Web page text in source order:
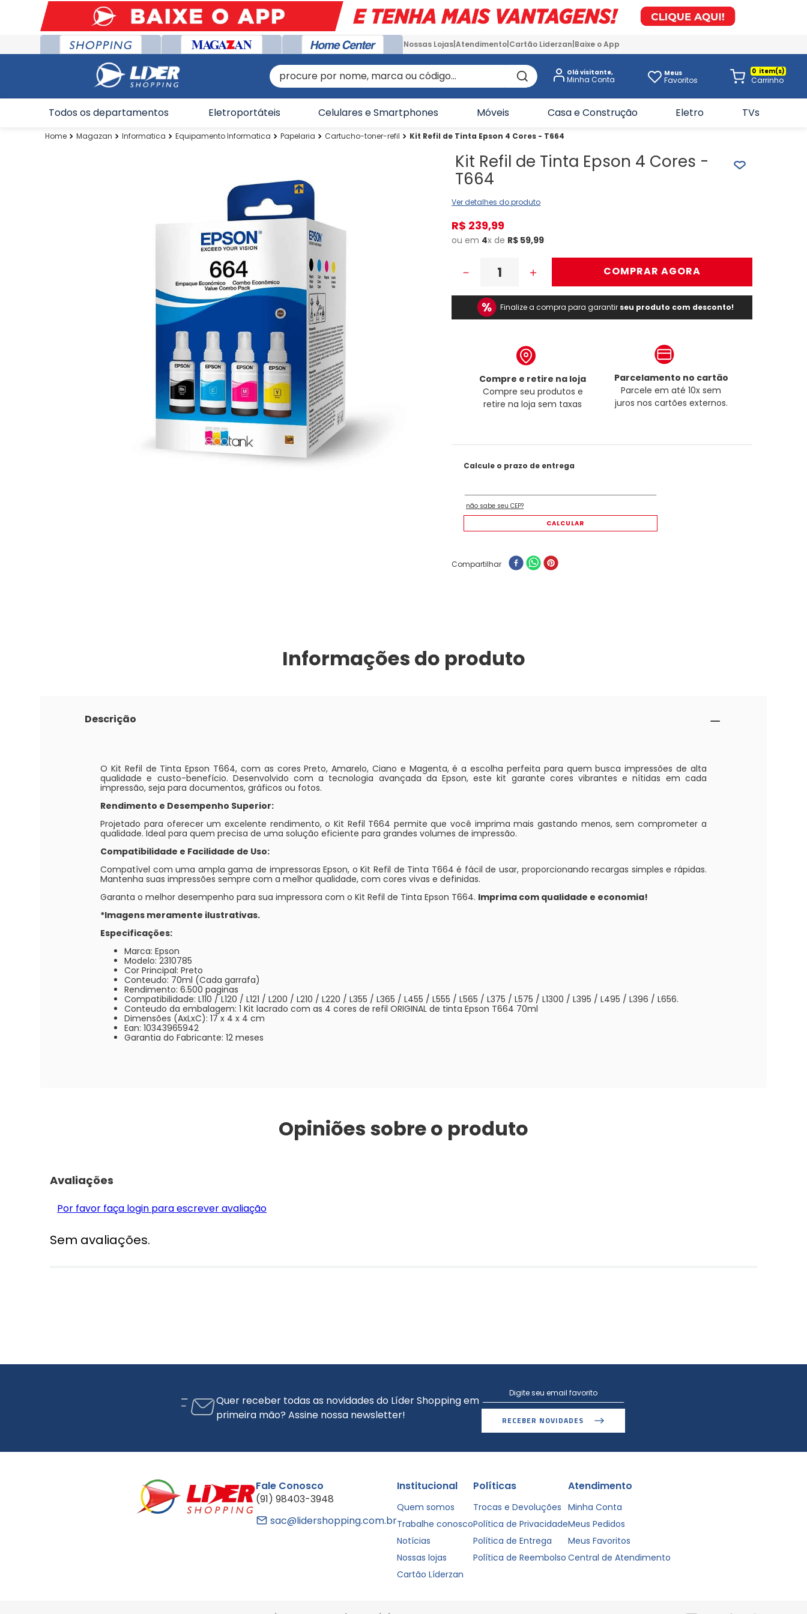
Nossas Lojas Atendimento Cartão Liderzan Baixe o App
procure por nome, marca ou código... Olá visitante, Meus
Favoritos
0
Todos os departamentos Eletroportáteis Celulares e Smartphones Móveis Casa e Construção Eletro TVs
Magazan Informatica Equipamento Informatica Papelaria Cartucho-toner-refil Kit Refil de Tinta Epson 4 Cores - T664
Kit Refil de Tinta Epson 4 Cores -
T664
Ver detalhes do produto
R$ 239,99
ou em 4x de R$ 59,99
＋
－ COMPRAR AGORA
Finalize a compra para garantir seu produto com desconto!
Compre e retire na loja
Compre seu produtos e
retire na loja sem taxas
Parcelamento no cartão
Parcele em até 10x sem
juros nos cartões externos.
Compartilhar
Informações do produto
Descrição
O Kit Refil de Tinta Epson T664, com as cores Preto, Amarelo, Ciano e Magenta, é a escolha perfeita para quem busca impressões de alta
qualidade e custo-benefício. Desenvolvido com a tecnologia avançada da Epson, este kit garante cores vibrantes e nítidas em cada
impressão, seja para documentos, gráficos ou fotos.
Rendimento e Desempenho Superior:
Projetado para oferecer um excelente rendimento, o Kit Refil T664 permite que você imprima mais gastando menos, sem comprometer a
qualidade. Ideal para quem precisa de uma solução eficiente para grandes volumes de impressão.
Compatibilidade e Facilidade de Uso:
Compatível com uma ampla gama de impressoras Epson, o Kit Refil de Tinta T664 é fácil de usar, proporcionando recargas simples e rápidas.
Mantenha suas impressões sempre com a melhor qualidade, com cores vivas e definidas.
Garanta o melhor desempenho para sua impressora com o Kit Refil de Tinta Epson T664. Imprima com qualidade e economia!
*Imagens meramente ilustrativas.
Especificações:
Marca: Epson
Modelo: 2310785
Cor Principal: Preto
Conteudo: 70ml (Cada garrafa)
Rendimento: 6.500 paginas
Compatibilidade: L110 / L120 / L121 / L200 / L210 / L220 / L355 / L365 / L455 / L555 / L565 / L375 / L575 / L1300 / L395 / L495 / L396 / L656.
Conteudo da embalagem: 1 Kit lacrado com as 4 cores de refil ORIGINAL de tinta Epson T664 70ml
Dimensões (AxLxC): 17 x 4 x 4 cm
Ean: 10343965942
Garantia do Fabricante: 12 meses
Opiniões sobre o produto
Avaliações
Por favor faça login para escrever avaliação
Sem avaliações.
Quer receber todas as novidades do Líder Shopping em
primeira mão? Assine nossa newsletter!
RECEBER NOVIDADES
Fale Conosco
(91) 98403-3948
sac@lidershopping.com.br
Institucional
Quem somos
Trabalhe conosco
Notícias
Nossas lojas
Cartão Líderzan
Políticas
Trocas e Devoluções
Política de Privacidade
Política de Entrega
Política de Reembolso
Atendimento
Minha Conta
Meus Pedidos
Meus Favoritos
Central de Atendimento